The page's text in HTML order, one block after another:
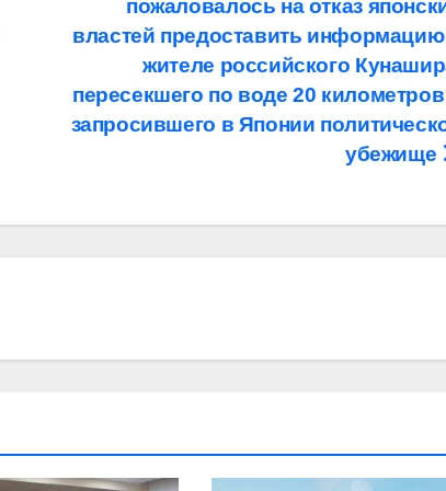
пожаловалось на отказ
властей предоставить
жителе российского
пересекшего по воде 20
запросившего в Японии
убежище